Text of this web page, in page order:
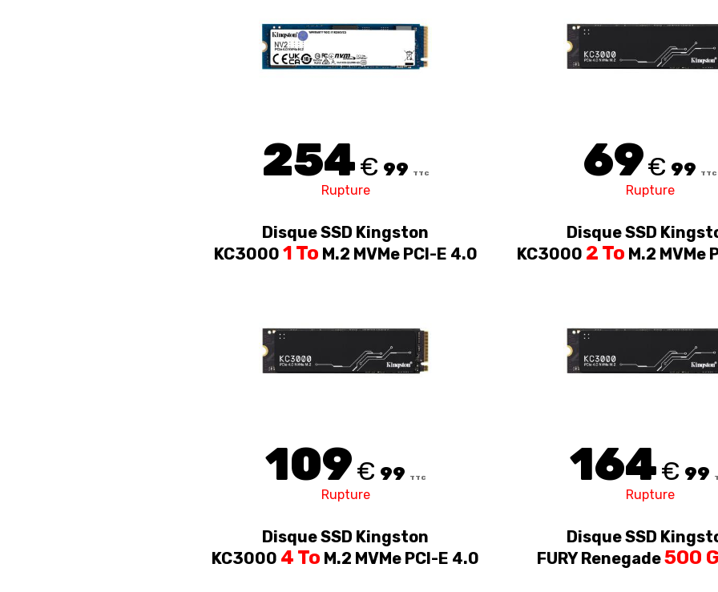
254€ 99 TTC
Rupture
69€ 99 TTC
Rupture
Disque SSD Kingston
KC3000 1 To M.2 MVMe PCI-E 4.0
109€ 99 TTC
Rupture
Disque SSD
KC3000 2 To M.2 MVMe
164€ 99
Rupture
Disque SSD Kingston
KC3000 4 To M.2 MVMe PCI-E 4.0
Disque SSD
FURY Renegade500